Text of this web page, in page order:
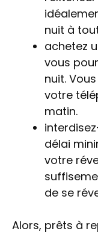
nuit à
achetez
vous
nuit.
votre
matin.
délai
votre
de se
Alors, prêts à